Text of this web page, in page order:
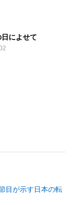
によせて
目が示す日本の転